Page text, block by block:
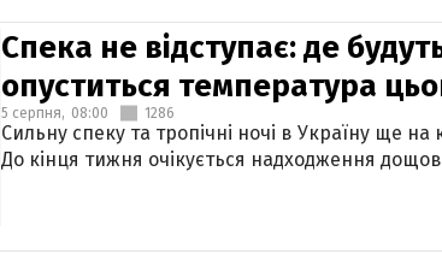
Спека не відступає: де
опуститься температура
5 серпня, 08:00 1286
Сильну спеку та тропічні ночі в Україну ще
До кінця тижня очікується надходження